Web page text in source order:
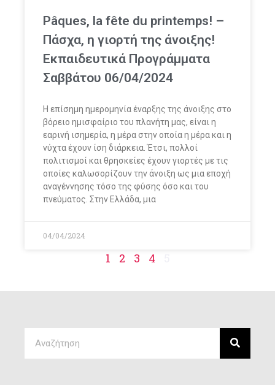
Pâques, la fête du printemps! –
Πάσχα, η γιορτή της άνοιξης!
Εκπαιδευτικά Προγράμματα
Σαββάτου 06/04/2024
Η επίσημη ημερομηνία έναρξης της άνοιξης στο
βόρειο ημισφαίριο του πλανήτη μας, είναι η
εαρινή ισημερία, η μέρα στην οποία η μέρα και η
νύχτα έχουν ίση διάρκεια. Έτσι, πολλοί
πολιτισμοί και θρησκείες έχουν γιορτές με τις
οποίες καλωσορίζουν την άνοιξη ως μια εποχή
αναγέννησης τόσο της φύσης όσο και του
πνεύματος. Στην Ελλάδα, μια
04/04/2024
1 2 3 4